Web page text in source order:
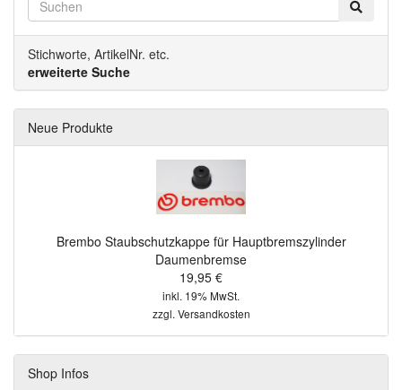
Stichworte, ArtikelNr. etc.
erweiterte Suche
Neue Produkte
Brembo Staubschutzkappe für Hauptbremszylinder
Daumenbremse
19,95 €
inkl. 19% MwSt.
zzgl. Versandkosten
Shop Infos